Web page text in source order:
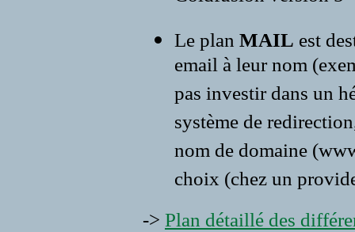
Le plan MAIL est
email à leur nom
pas investir dans un
système de
nom de domaine
choix (chez un
-> Plan détaillé des